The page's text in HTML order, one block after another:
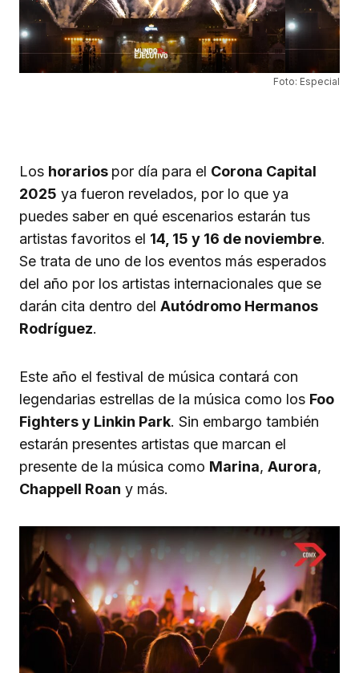
Foto: Especial
Los horarios por día para el Corona Capital
2025 ya fueron revelados, por lo que ya
puedes saber en qué escenarios estarán tus
artistas favoritos el 14, 15 y 16 de noviembre.
Se trata de uno de los eventos más esperados
del año por los artistas internacionales que se
darán cita dentro del Autódromo Hermanos
Rodríguez.
Este año el festival de música contará con
legendarias estrellas de la música como los Foo
Fighters y Linkin Park. Sin embargo también
estarán presentes artistas que marcan el
presente de la música como Marina, Aurora,
Chappell Roan y más.